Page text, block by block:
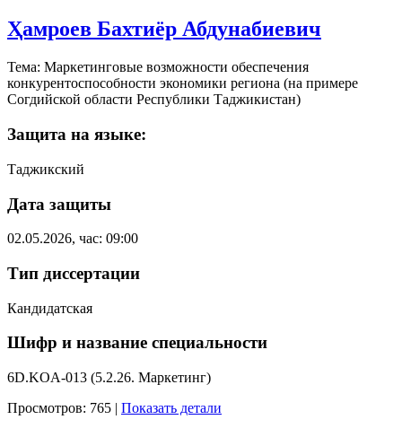
Ҳамроев Бахтиёр Абдунабиевич
Тема: Маркетинговые возможности обеспечения
конкурентоспособности экономики региона (на примере
Согдийской области Республики Таджикистан)
Защита на языке:
Таджикский
Дата защиты
02.05.2026, час: 09:00
Тип диссертации
Кандидатская
Шифр и название специальности
6D.KOA-013 (5.2.26. Маркетинг)
Просмотров: 765 | Показать детали